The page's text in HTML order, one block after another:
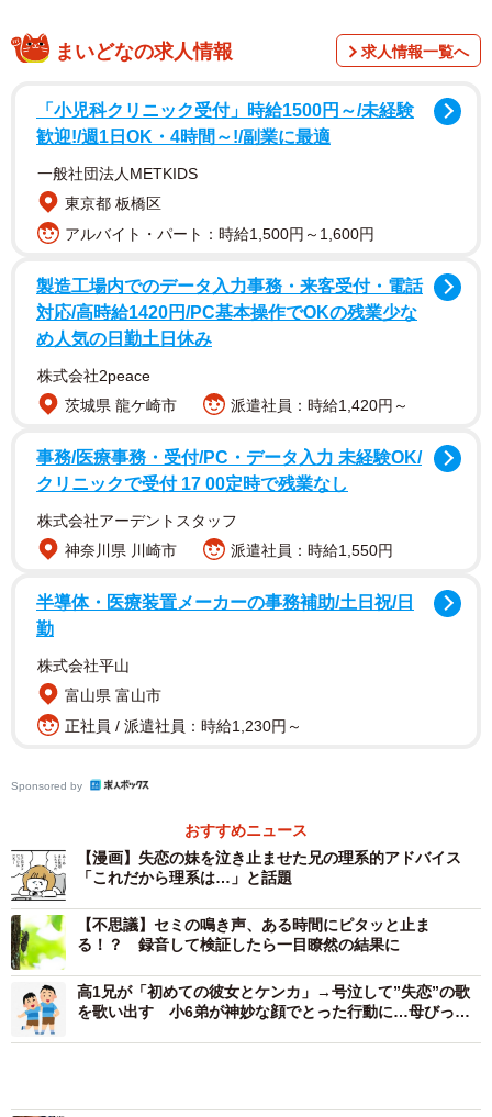
確かに、失恋の原因が分かれば、無駄な努力もせずにす
むかもしれないけど…「交互作用」「条件は変えるな」と
か、お兄さんの言葉づかいにもいろいろ気になるところが
ありますよね。ツイッター上では「さすが理系。成長を促
した方が、妹の為になるとわかりつつ検証が優先される」
に検証することが可能なのかが焦点に。「まずは『出会
い』の再現性を吟味せねば」「失恋によって妹さんの神経
接続は大幅に変わったはずなので、既に同じ条件で試すの
は不可能なのでは」「変数多すぎる割にアウトカムが失恋
しかなくて交互作用の検証不可能だと思う」などの議論が
交わされています。「条件は変えるなって言うの、そのつ
もりは無くても優しさを感じる」「フラれたのが、妹さん
て、とりあえず現時点での妹さんを養護してるのかな？っ
て思いました」など、お兄さんの発言の真意を推し量るつ
ぶやきも見られました。
まいどなの求人情報 求人情報一覧へ
「小児科クリニック受付」時給1500円～/未経験
歓迎!/週1日OK・4時間～!/副業に最適
一般社団法人METKIDS
東京都 板橋区
アルバイト・パート：時給1,500円～1,600円
製造工場内でのデータ入力事務・来客受付・電話
対応/高時給1420円/PC基本操作でOKの残業少な
め人気の日勤土日休み
株式会社2peace
茨城県 龍ケ崎市
派遣社員：時給1,420円～
事務/医療事務・受付/PC・データ入力 未経験OK/
クリニックで受付 17 00定時で残業なし
株式会社アーデントスタッフ
神奈川県 川崎市
派遣社員：時給1,550円
半導体・医療装置メーカーの事務補助/土日祝/日
勤
株式会社平山
富山県 富山市
正社員 / 派遣社員：時給1,230円～
Sponsored by
おすすめニュース
【漫画】失恋の妹を泣き止ませた兄の理系的アドバイス
「これだから理系は…」と話題
【不思議】セミの鳴き声、ある時間にピタッと止ま
る！？ 録音して検証したら一目瞭然の結果に
高1兄が「初めての彼女とケンカ」→号泣して”失恋”の歌
を歌い出す 小6弟が神妙な顔でとった行動に…母びっく